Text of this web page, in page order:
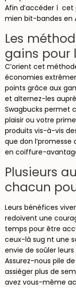
Afin d’accéder í cet
mien bit-bandes en
Les
gains pour
C’orient cet
économies
points grâce aux
et alternez-les
Swagbucks permet
plaisir ou votre
produits vis-à-vis
que don
en coiffure-
Plusieurs
chacun
Leurs bénéfices
redoivent une
temps pour être
ceux-là sug nt une
envie de soûler
Assurez-nous pile
assiéger plus de
avez vous-même